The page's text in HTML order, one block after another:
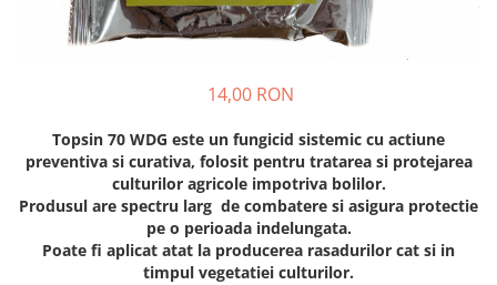
Diverse
Seminte legume
Seminte ardei
Seminte broccoli
Seminte castraveti
Seminte conopida
14,00 RON
Topsin 70 WDG este un fungicid sistemic cu actiune
preventiva si curativa, folosit pentru tratarea si protejarea
culturilor agricole impotriva bolilor.
Produsul are spectru larg de combatere si asigura protectie
pe o perioada indelungata.
Poate fi aplicat atat la producerea rasadurilor cat si in
timpul vegetatiei culturilor.